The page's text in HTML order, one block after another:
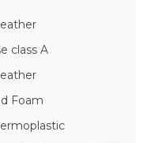
class A
Foam